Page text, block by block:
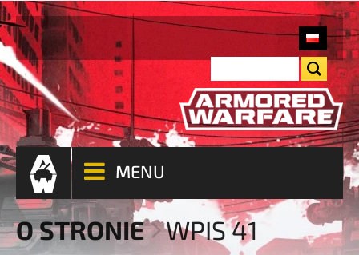
MENU
O STRONIE WPIS 41